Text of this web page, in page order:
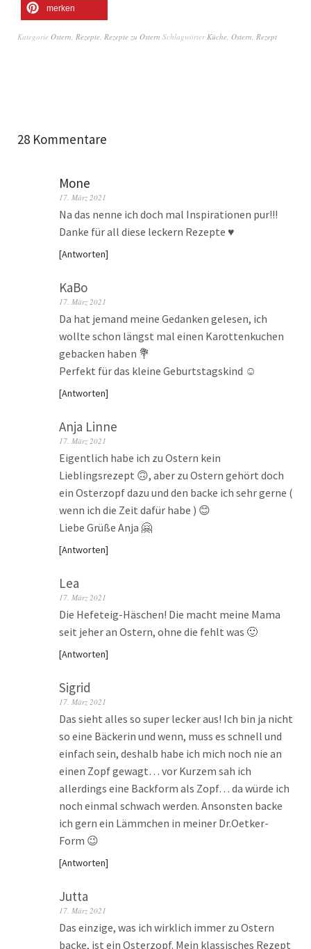
merken
Kategorie Ostern Rezepte Rezepte zu Ostern Schlagwörter Küche Ostern Rezept
28 Kommentare
Mone
17. März 2021
Na das nenne ich doch mal Inspirationen pur!!!
Danke für all diese leckern Rezepte ♥️
Antworten
KaBo
17. März 2021
Da hat jemand meine Gedanken gelesen, ich
wollte schon längst mal einen Karottenkuchen
gebacken haben 💐
Perfekt für das kleine Geburtstagskind ☺️
Antworten
Anja Linne
17. März 2021
Eigentlich habe ich zu Ostern kein
Lieblingsrezept 🙃, aber zu Ostern gehört doch
ein Osterzopf dazu und den backe ich sehr gerne (
wenn ich die Zeit dafür habe ) 😊
Liebe Grüße Anja 🤗
Antworten
Lea
17. März 2021
Die Hefeteig-Häschen! Die macht meine Mama
seit jeher an Ostern, ohne die fehlt was 🙂
Antworten
Sigrid
17. März 2021
Das sieht alles so super lecker aus! Ich bin ja nicht
so eine Bäckerin und wenn, muss es schnell und
einfach sein, deshalb habe ich mich noch nie an
einen Zopf gewagt… vor Kurzem sah ich
allerdings eine Backform als Zopf… da würde ich
noch einmal schwach werden. Ansonsten backe
ich gern ein Lämmchen in meiner Dr.Oetker-
Form 😉
Antworten
Jutta
17. März 2021
Das einzige, was ich wirklich immer zu Ostern
backe, ist ein Osterzopf. Mein klassisches Rezept